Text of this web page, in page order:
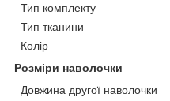
Тип комплекту
Тип тканини
Колір
Розміри наволочки
Довжина другої наволочки